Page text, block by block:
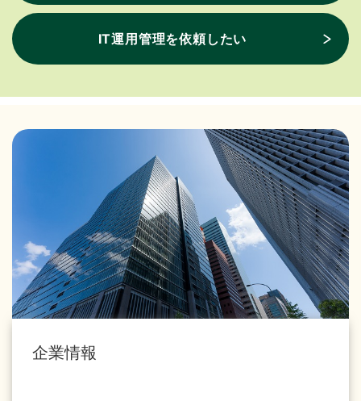
IT運用管理を依頼したい
企業情報